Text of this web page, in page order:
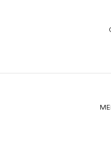
Légal